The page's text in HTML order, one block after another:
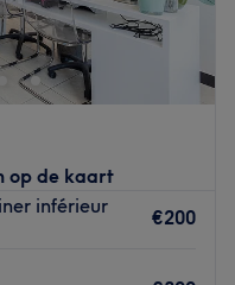
grâce à des soins sur
Que ce soit
une journée de
les soins et garantit
à pied de l'arrêt de
op de kaart
inférieur
€200